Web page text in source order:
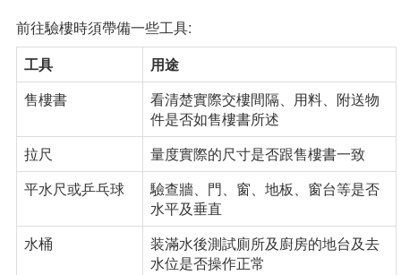
前往驗樓時須帶備一些工具:
工具
用途
售樓書
看清楚實際交樓間隔、用料、附送物
件是否如售樓書所述
拉尺
量度實際的尺寸是否跟售樓書一致
平水尺或乒乓球
驗查牆、門、窗、地板、窗台等是否
水平及垂直
水桶
装滿水後測試廁所及廚房的地台及去
水位是否操作正常